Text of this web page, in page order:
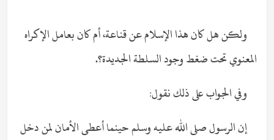
ولكن هل كان هذا الإسلام عن قناعة، أم كان بعامل الإكراه
المعنوي تحت ضغط وجود السلطة الجديدة؟.
وفي الجواب على ذلك نقول:
إن الرسول صلى الله عليه وسلم حينما أعطى الأمان لمن دخل